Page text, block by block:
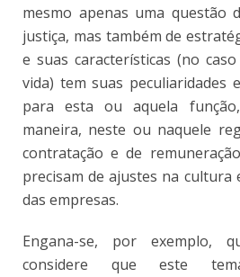
mesmo apenas uma questão
justiça, mas também de
e suas características (no
vida) tem suas peculiaridades
para esta ou aquela
maneira, neste ou naquele
contratação e de
precisam de ajustes na cultura
das empresas.
Engana-se, por exemplo,
considere que este